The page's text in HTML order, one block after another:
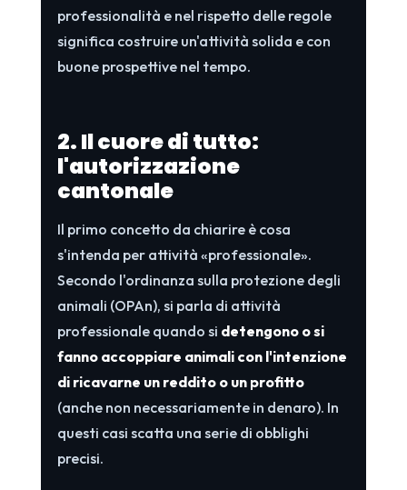
professionalità e nel rispetto delle regole
significa costruire un'attività solida e con
buone prospettive nel tempo.
2. Il cuore di tutto:
l'autorizzazione
cantonale
Il primo concetto da chiarire è cosa
s'intenda per attività «professionale».
Secondo l'ordinanza sulla protezione degli
animali (OPAn), si parla di attività
professionale quando si detengono o si
fanno accoppiare animali con l'intenzione
di ricavarne un reddito o un profitto
(anche non necessariamente in denaro). In
questi casi scatta una serie di obblighi
precisi.